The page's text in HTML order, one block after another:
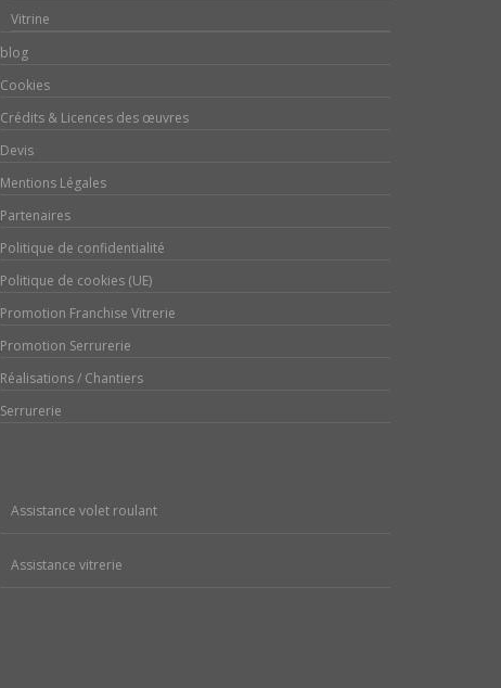
Vitrine
blog
Cookies
Crédits & Licences des œuvres
Devis
Mentions Légales
Partenaires
Politique de confidentialité
Politique de cookies (UE)
Promotion Franchise Vitrerie
Promotion Serrurerie
Réalisations / Chantiers
Serrurerie
Assistance volet roulant
Assistance vitrerie